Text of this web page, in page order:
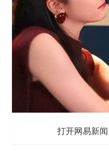
打开网易新